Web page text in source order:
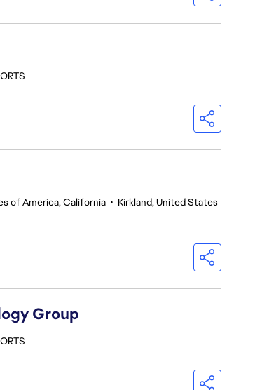
of America, California • Kirkland, United States
Group